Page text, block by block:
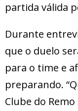
partida válida
Durante
que o duelo
para o time e
preparando.
Clube do